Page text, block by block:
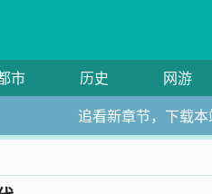
市 历史 网游
追看新章节，下载